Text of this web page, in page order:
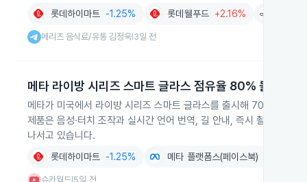
롯데하이마트 -1.25% 롯데웰푸드 +2.16%
메리츠 음식료/유통 김정욱| 3일 전
메타 라이방 시리즈 스마트 글라스 점유율 80% 돌파
메타가 미국에서 라이방 시리즈 스마트 글라스를 출시해 700만 대
제품은 음성·터치 조작과 실시간 언어 번역, 길 안내, 즉시 촬영 등 AI
나서고 있습니다.
롯데하이마트 -1.25% 메타 플랫폼스(페이스북)
슈카월드 5일 전